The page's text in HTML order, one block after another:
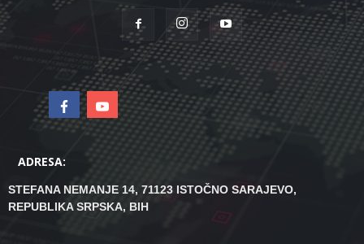
ADRESA:
STEFANA NEMANJE 14, 71123 ISTOČNO SARAJEVO,
REPUBLIKA SRPSKA, BIH